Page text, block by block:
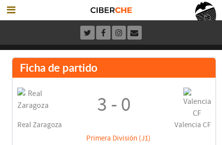
Ficha de partido
Real Zaragoza
3 - 0
Valencia CF
Primera División (J1)